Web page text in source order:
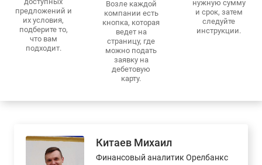
предложений и
их условия,
подберите то,
что вам
подходит.
Возле каждой
компании есть
кнопка, которая
ведет на
страницу, где
можно подать
заявку на
дебетовую
карту.
нужную сумму
и срок, затем
следуйте
инструкции.
Китаев Михаил
Финансовый аналитик Орелбанкс